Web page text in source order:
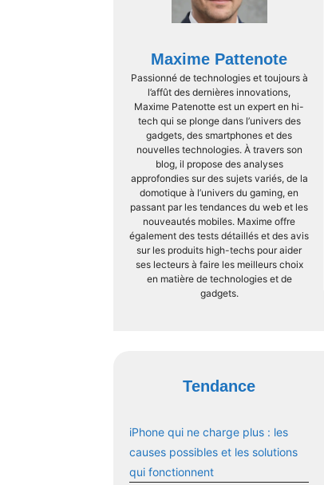
Maxime Pattenote
Passionné de technologies et toujours à
l’affût des dernières innovations,
Maxime Patenotte est un expert en hi-
tech qui se plonge dans l’univers des
gadgets, des smartphones et des
nouvelles technologies. À travers son
blog, il propose des analyses
approfondies sur des sujets variés, de la
domotique à l’univers du gaming, en
passant par les tendances du web et les
nouveautés mobiles. Maxime offre
également des tests détaillés et des avis
sur les produits high-techs pour aider
ses lecteurs à faire les meilleurs choix
en matière de technologies et de
gadgets.
Tendance
iPhone qui ne charge plus : les
causes possibles et les solutions
qui fonctionnent